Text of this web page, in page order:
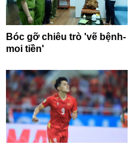
Bóc gỡ chiêu trò 'vẽ bệnh-
moi tiền'